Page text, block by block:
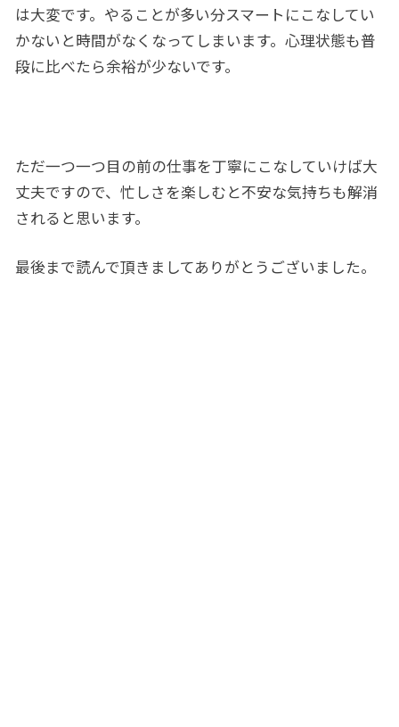
は大変です。やることが多い分スマートにこなしてい
かないと時間がなくなってしまいます。心理状態も普
段に比べたら余裕が少ないです。
ただ一つ一つ目の前の仕事を丁寧にこなしていけば大
丈夫ですので、忙しさを楽しむと不安な気持ちも解消
されると思います。
最後まで読んで頂きましてありがとうございました。